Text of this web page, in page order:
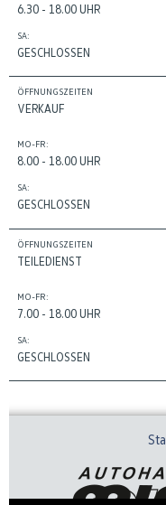
6.30 - 18.00 UHR
SA:
GESCHLOSSEN
ÖFFNUNGSZEITEN
VERKAUF
MO-FR:
8.00 - 18.00 UHR
SA:
GESCHLOSSEN
ÖFFNUNGSZEITEN
TEILEDIENST
MO-FR:
7.00 - 18.00 UHR
SA:
GESCHLOSSEN